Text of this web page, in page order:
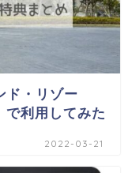
ド・リゾー
で利用してみた
2022-03-21